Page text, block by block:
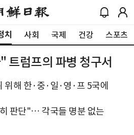
치 사회 국제 건강 스포츠
트럼프의 파병 청구서
위해 한·중·일·영·프 5국에
판단"… 각국들 명분 없는